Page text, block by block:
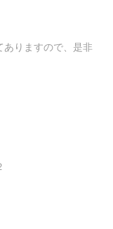
ありますので、是非